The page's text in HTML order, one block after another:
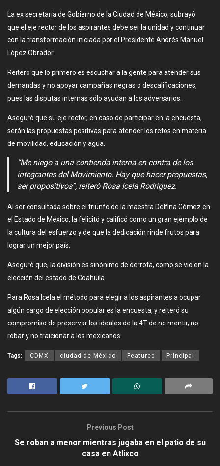
La ex secretaria de Gobierno de la Ciudad de México, subrayó
que el eje rector de los aspirantes debe ser la unidad y continuar
con la transformación iniciada por el Presidente Andrés Manuel
López Obrador.
Reiteró que lo primero es escuchar a la gente para atender sus
demandas y no apoyar campañas negras o descalificaciones,
pues las disputas internas sólo ayudan a los adversarios.
Aseguró que su eje rector, en caso de participar en la encuesta,
serán las propuestas positivas para atender los retos en materia
de movilidad, educación y agua.
“Me niego a una contienda interna en contra de los
integrantes del Movimiento. Hay que hacer propuestas,
ser propositivos”, reiteró Rosa Icela Rodríguez.
Al ser consultada sobre el triunfo de la maestra Delfina Gómez en
el Estado de México, la felicitó y calificó como un gran ejemplo de
la cultura del esfuerzo y de que la dedicación rinde frutos para
lograr un mejor país.
Aseguró que, la división es sinónimo de derrota, como se vio en la
elección del estado de Coahuila.
Para Rosa Icela el método para elegir a los aspirantes a ocupar
algún cargo de elección popular es la encuesta, y reiteró su
compromiso de preservar los ideales de la 4T de no mentir, no
robar y no traicionar a los mexicanos.
Tags: CDMX ciudad de México Featured Principal
Previous Post
Se roban a menor mientras jugaba en el patio de su
casa en Atlixco